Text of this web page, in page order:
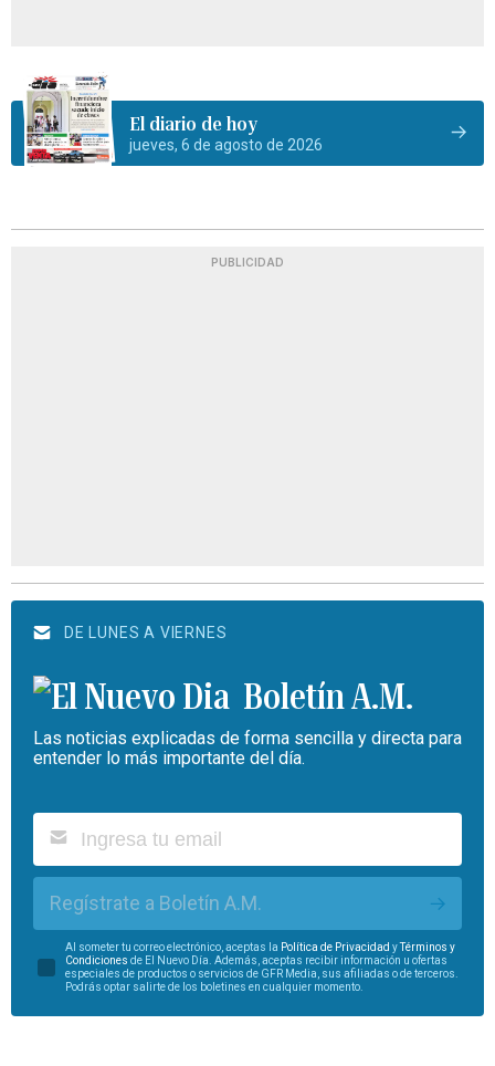
El diario de hoy
jueves, 6 de agosto de 2026
PUBLICIDAD
DE LUNES A VIERNES
Boletín A.M.
Las noticias explicadas de forma sencilla y directa para
entender lo más importante del día.
Regístrate a Boletín A.M.
Al someter tu correo electrónico, aceptas la Política de Privacidad yTérminos y
Condiciones de El Nuevo Día. Además, aceptas recibir información u ofertas
especiales de productos o servicios de GFR Media, sus afiliadas o de terceros.
Podrás optar salirte de los boletines en cualquier momento.